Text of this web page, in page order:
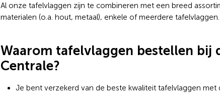
Al onze tafelvlaggen zijn te combineren met een breed
materialen (o.a. hout, metaal), enkele of meerdere tafelvlaggen.
Waarom tafelvlaggen bestellen bij
Centrale?
Je bent verzekerd van de beste kwaliteit tafelvlaggen met